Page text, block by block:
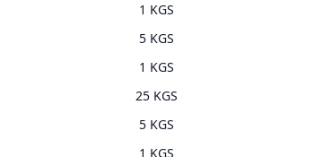
1 KGS
5 KGS
1 KGS
25 KGS
5 KGS
1 KGS